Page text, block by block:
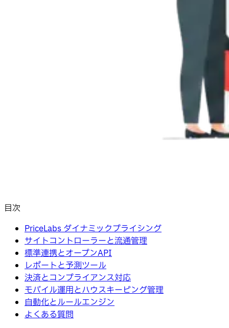
目次
PriceLabs ダイナミックプライシング
サイトコントローラーと流通管理
標準連携とオープンAPI
レポートと予測ツール
決済とコンプライアンス対応
モバイル運用とハウスキーピング管理
自動化とルールエンジン
よくある質問